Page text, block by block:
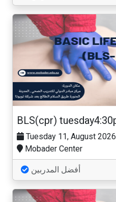
Tuesday 11, August 2026
Mobader Center
أفضل المدربين